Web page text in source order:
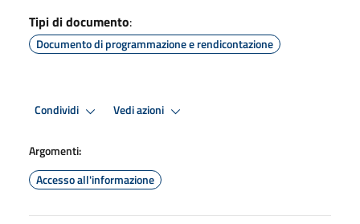
Tipi di documento:
Documento di programmazione e rendicontazione
Condividi Vedi azioni
Argomenti:
Accesso all'informazione